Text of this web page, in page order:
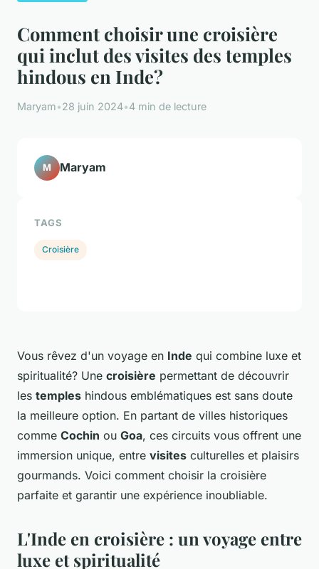
Comment choisir une croisière
qui inclut des visites des temples
hindous en Inde?
Maryam•28 juin 2024•4 min de lecture
Vous rêvez d'un voyage en Inde qui combine luxe et
spiritualité? Une croisière permettant de découvrir
les temples hindous emblématiques est sans doute
la meilleure option. En partant de villes historiques
comme Cochin ou Goa, ces circuits vous offrent une
immersion unique, entre visites culturelles et plaisirs
gourmands. Voici comment choisir la croisière
parfaite et garantir une expérience inoubliable.
L'Inde en croisière : un voyage entre
luxe et spiritualité
M Maryam
TAGS
Croisière